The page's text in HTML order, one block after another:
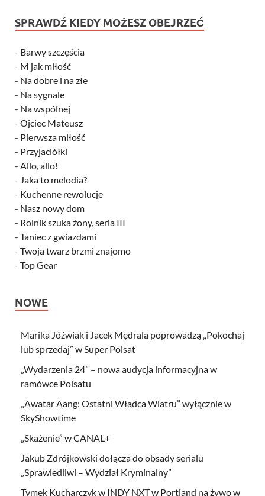
SPRAWDŹ KIEDY MOŻESZ OBEJRZEĆ
- Barwy szczęścia
- M jak miłość
- Na dobre i na złe
- Na sygnale
- Na wspólnej
- Ojciec Mateusz
- Pierwsza miłość
- Przyjaciółki
- Allo, allo!
- Jaka to melodia?
- Kuchenne rewolucje
- Nasz nowy dom
- Rolnik szuka żony, seria III
- Taniec z gwiazdami
- Twoja twarz brzmi znajomo
- Top Gear
NOWE
Marika Jóźwiak i Jacek Mędrala poprowadzą „Pokochaj
lub sprzedaj” w Super Polsat
„Wydarzenia 24” – nowa audycja informacyjna w
ramówce Polsatu
„Awatar Aang: Ostatni Władca Wiatru” wyłącznie w
SkyShowtime
„Skażenie” w CANAL+
Jakub Zdrójkowski dołącza do obsady serialu
„Sprawiedliwi – Wydział Kryminalny”
Tymek Kucharczyk w INDY NXT w Portland na żywo w